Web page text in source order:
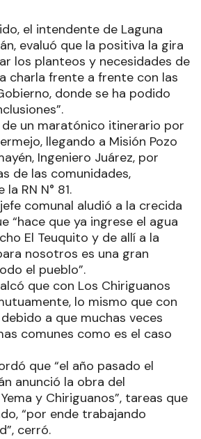
el intendente de Laguna
evaluó que la positiva la gira
los planteos y necesidades de
charla frente a frente con las
donde se ha podido
un maratónico itinerario por
llegando a Misión Pozo
Ingeniero Juárez, por
de las comunidades,
RN N° 81.
comunal aludió a la crecida
“hace que ya ingrese el agua
El Teuquito y de allí a la
nosotros es una gran
el pueblo”.
que con Los Chiriguanos
lo mismo que con
a que muchas veces
comunes como es el caso
que “el año pasado el
anunció la obra del
y Chiriguanos”, tareas que
“por ende trabajando
cerró.